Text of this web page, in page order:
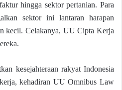
hingga sektor pertanian. Para
sektor ini lantaran harapan
kecil. Celakanya, UU Cipta Kerja
kesejahteraan rakyat Indonesia
kehadiran UU Omnibus Law